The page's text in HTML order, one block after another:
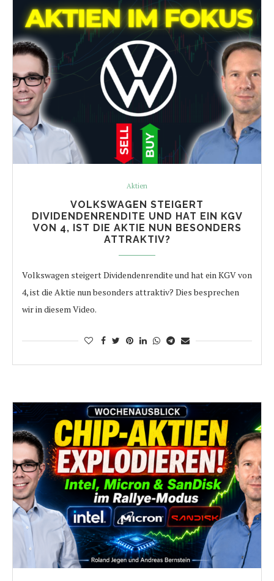
Aktien
VOLKSWAGEN STEIGERT
DIVIDENDENRENDITE UND HAT EIN KGV
VON 4, IST DIE AKTIE NUN BESONDERS
ATTRAKTIV?
Volkswagen steigert Dividendenrendite und hat ein KGV von
4, ist die Aktie nun besonders attraktiv? Dies besprechen
wir in diesem Video.